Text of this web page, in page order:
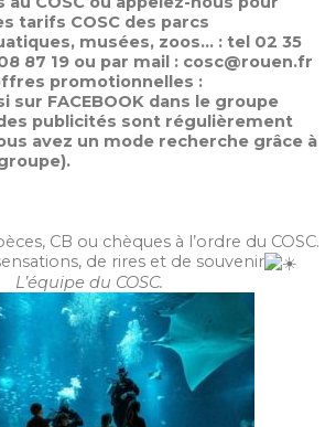
tarifs COSC des parcs
musées, zoos… : tel 02 35
87 19 ou par mail : cosc@rouen.fr
promotionnelles :
sur FACEBOOK dans le groupe
des publicités sont régulièrement
avez un mode recherche grâce à
CB ou chèques à l’ordre du COSC.
de rires et de souvenir
L’équipe du COSC.